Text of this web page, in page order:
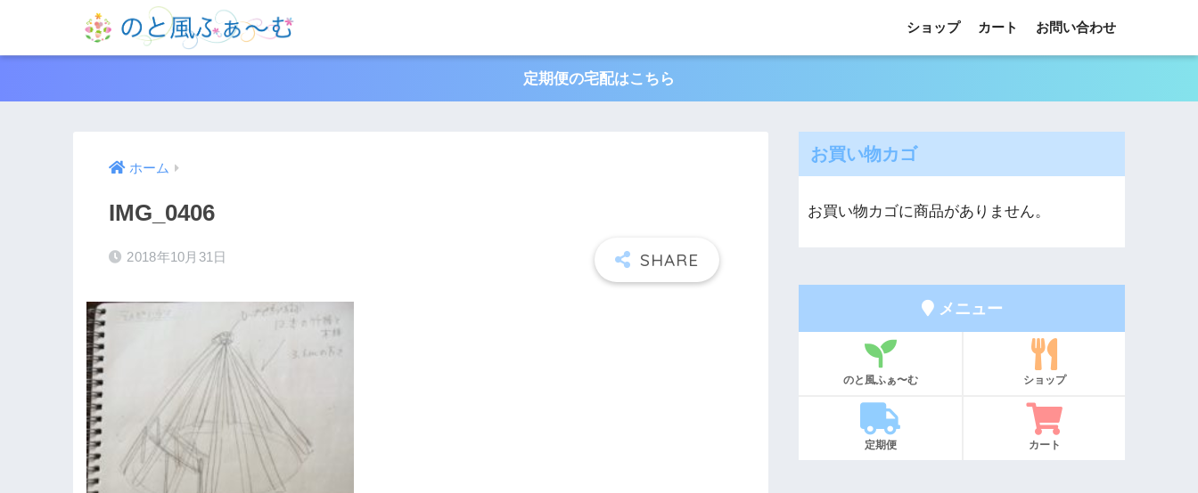
ショップ カート お問い合わせ
定期便の宅配はこちら
ホーム
IMG_0406
2018年10月31日
お買い物カゴ
お買い物カゴに商品がありません。
メニュー
のと風ふぁ〜む ショップ
定期便 カート